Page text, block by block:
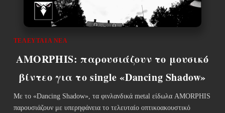
ΤΕΛΕΥΤΑΊΑ ΝΈΑ
AMORPHIS: παρουσιάζουν το μουσικό
βίντεο για το single «Dancing Shadow»
Με το «Dancing Shadow», τα φινλανδικά metal είδωλα AMORPHIS
παρουσιάζουν με υπερηφάνεια το τελευταίο οπτικοακουστικό